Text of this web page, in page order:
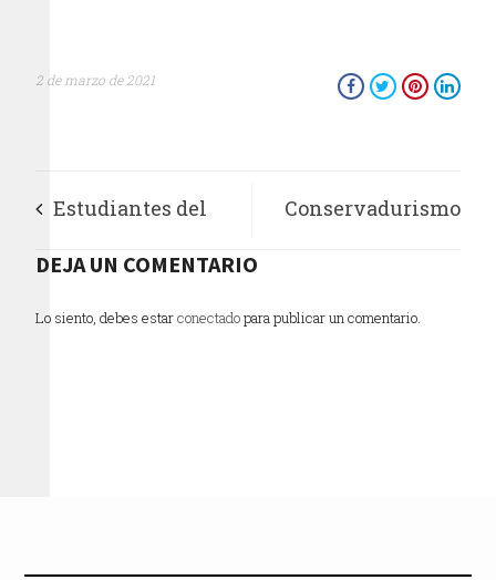
2 de marzo de 2021
Estudiantes del
taller de escritura
creativa de la UAM
Conservadurismo
Argentina y México,
DEJA UN COMENTARIO
Lo siento, debes estarconectadopara publicar un comentario.